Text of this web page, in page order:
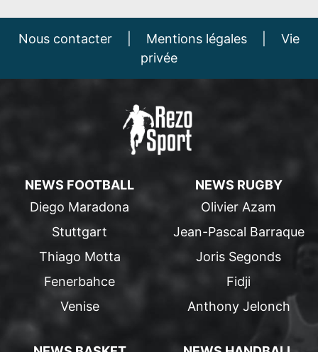
Nous contacter Mentions légales
Vie
privée
NEWS FOOTBALL
Diego Maradona
Stuttgart
Thiago Motta
Fenerbahce
Venise
NEWS RUGBY
Olivier Azam
Jean-Pascal Barraque
Joris Segonds
Fidji
Anthony Jelonch